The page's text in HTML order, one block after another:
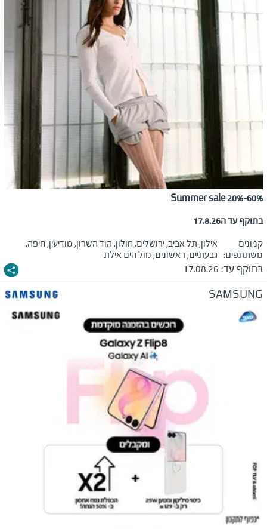
Summer sale 20%-60%
בתוקף עד ה17.8.26
קניונים
משתתפים:
אילון, תל אביב, ירושלים, חולון, הוד השרון, מודיעין, חיפה,
גבעתיים, ראשונים, מול הים אילת
בתוקף עד: 17.08.26
SAMSUNG